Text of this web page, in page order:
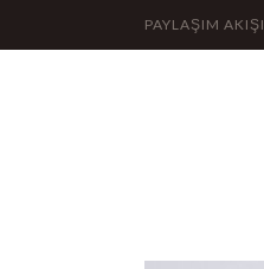
PAYLAŞIM AKIŞI